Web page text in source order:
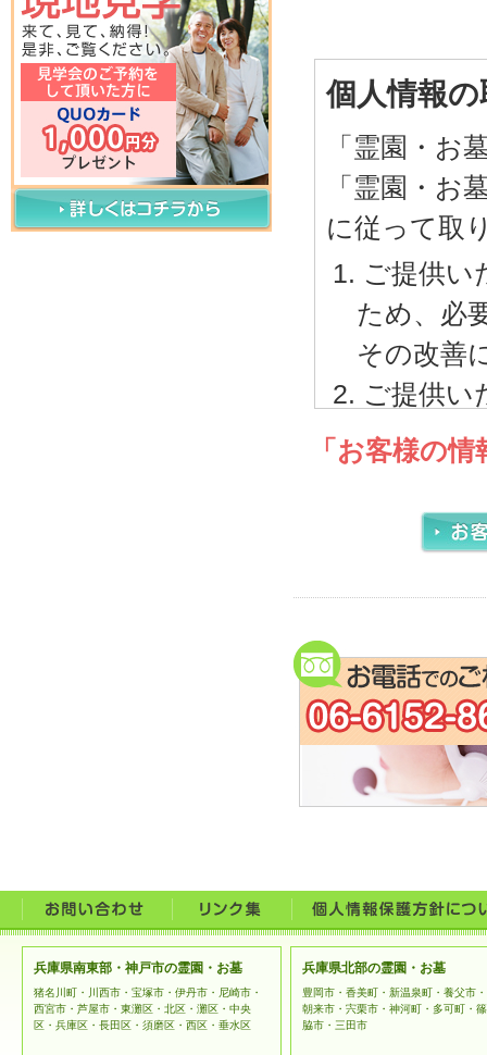
個人情報
「霊園・お
「霊園・お
に従って取
ご提供い
ため、必
その改善
ご提供い
内で取り
ご本
サー
電話
報に関
お問合
なお、
に利
ご提供い
開示の要
提供する
上記例外
ご本人様
「お客様の
兵庫県南東部・神戸市の霊園・お墓
猪名川町・川西市・宝塚市・伊丹市・尼崎市・
西宮市・芦屋市・東灘区・北区・灘区・中央
区・兵庫区・長田区・須磨区・西区・垂水区
兵庫県北部の霊園・お墓
豊岡市・香美町・新温泉町・養父市
朝来市・宍栗市・神河町・多可町・
脇市・三田市